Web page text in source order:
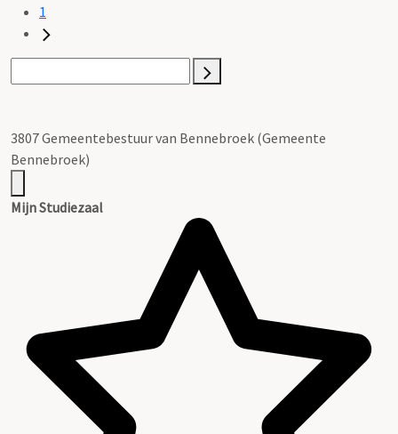
1
3807 Gemeentebestuur van Bennebroek (Gemeente
Bennebroek)
Mijn Studiezaal